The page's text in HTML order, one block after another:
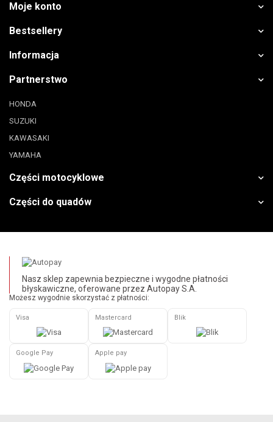
Moje konto
Bestsellery
Informacja
Partnerstwo
HONDA
SUZUKI
KAWASAKI
YAMAHA
Części motocyklowe
Części do quadów
Nasz sklep zapewnia bezpieczne i wygodne płatności
błyskawiczne, oferowane przez Autopay S.A.
Możesz wygodnie skorzystać z płatności:
Visa Mastercard Blik
Google Pay Apple pay